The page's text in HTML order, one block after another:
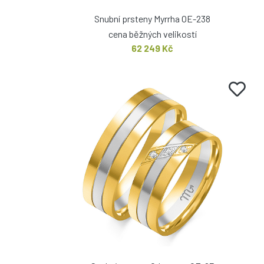
Snubní prsteny Myrrha OE-238
cena běžných velikostí
62 249 Kč